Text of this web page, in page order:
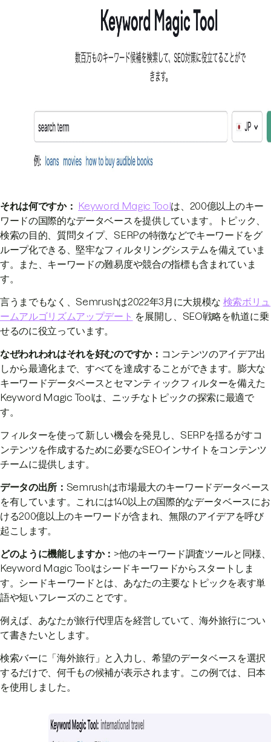
それは何ですか： Keyword Magic Toolは、200億以上のキー
ワードの国際的なデータベースを提供しています。トピック、
検索の目的、質問タイプ、SERPの特徴などでキーワードをグ
ループ化できる、堅牢なフィルタリングシステムを備えていま
す。また、キーワードの難易度や競合の指標も含まれていま
す。
言うまでもなく、Semrushは2022年3月に大規模な 検索ボリュ
ームアルゴリズムアップデート を展開し、SEO戦略を軌道に乗
せるのに役立っています。
なぜわれわれはそれを好むのですか： コンテンツのアイデア出
しから最適化まで、すべてを達成することができます。膨大な
キーワードデータベースとセマンティックフィルターを備えた
Keyword Magic Toolは、ニッチなトピックの探索に最適で
す。
フィルターを使って新しい機会を発見し、SERPを揺るがすコ
ンテンツを作成するために必要なSEOインサイトをコンテンツ
チームに提供します。
データの出所： Semrushは市場最大のキーワードデータベース
を有しています。これには140以上の国際的なデータベースにお
ける200億以上のキーワードが含まれ、無限のアイデアを呼び
起こします。
どのように機能しますか： >他のキーワード調査ツールと同様、
Keyword Magic Toolはシードキーワードからスタートしま
す。シードキーワードとは、あなたの主要なトピックを表す単
語や短いフレーズのことです。
例えば、あなたが旅行代理店を経営していて、海外旅行につい
て書きたいとします。
検索バーに「海外旅行」と入力し、希望のデータベースを選択
するだけで、何千もの候補が表示されます。この例では、日本
を使用しました。